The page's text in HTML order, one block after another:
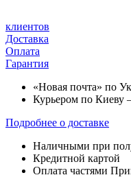
клиентов
Доставка
Оплата
Гарантия
«Новая почта» по
Курьером по Киеву
Подробнее о доставке
Наличными при
Кредитной картой
Оплата частями